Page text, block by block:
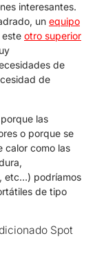
interesantes.
un equipo
este otro superior
de
de
las
o porque se
calor como las
etc…) podríamos
de tipo
Spot